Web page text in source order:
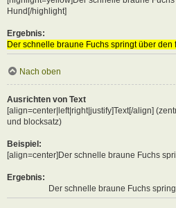
Hund[/highlight]
Ergebnis:
Der schnelle braune Fuchs springt über den
Nach oben
Ausrichten von Text
[align=center|left|right|justify]Text[/align]
und blocksatz)
Beispiel:
[align=center]Der schnelle braune Fuchs
Ergebnis:
Der schnelle braune Fuchs